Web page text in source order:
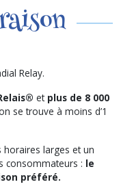
Relay.
et plus de 8 000
se trouve à moins d’1
horaires larges et un
consommateurs : le
préféré.